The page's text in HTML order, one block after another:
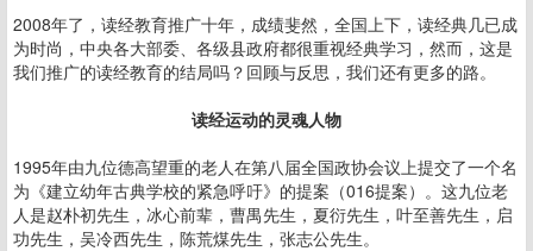
2008年了，读经教育推广十年，成绩斐然，全国上下，读经典几已成
为时尚，中央各大部委、各级县政府都很重视经典学习，然而，这是
我们推广的读经教育的结局吗？回顾与反思，我们还有更多的路。
读经运动的灵魂人物
1995年由九位德高望重的老人在第八届全国政协会议上提交了一个名
为《建立幼年古典学校的紧急呼吁》的提案（016提案）。这九位老
人是赵朴初先生，冰心前辈，曹禺先生，夏衍先生，叶至善先生，启
功先生，吴冷西先生，陈荒煤先生，张志公先生。